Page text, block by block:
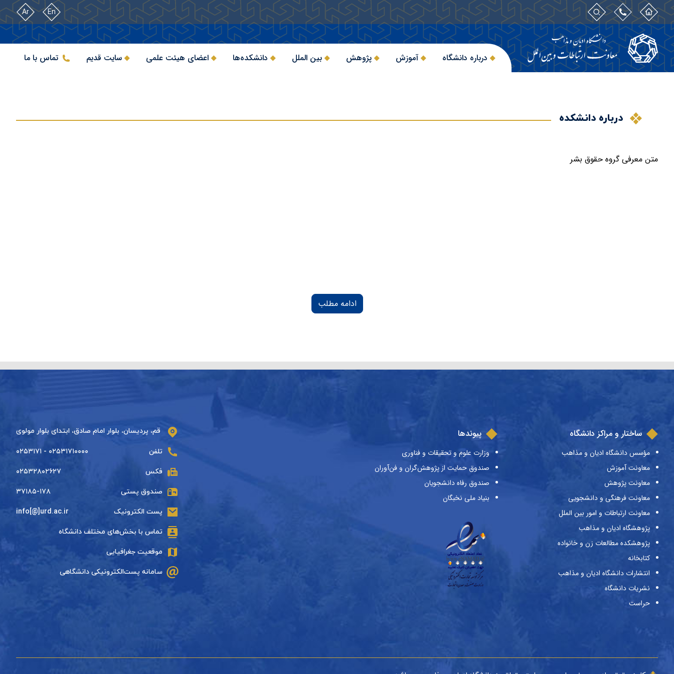
En
Ar
درباره دانشگاه آموزش پژوهش بین الملل دانشکده‌ها اعضای هیئت علمی سایت قدیم تماس با ما
درباره دانشکده
متن معرفی گروه حقوق بشر
ادامه مطلب
ساختار و مراکز دانشگاه
مؤسس دانشگاه ادیان و مذاهب
معاونت آموزش
معاونت پژوهش
معاونت فرهنگی و دانشجویی
معاونت ارتباطات و امور بین الملل
پژوهشگاه ادیان و مذاهب
پژوهشکده مطالعات زن و خانواده
کتابخانه
انتشارات دانشگاه ادیان و مذاهب
نشریات دانشگاه
حراست
پیوندها
وزارت علوم و تحقیقات و فناوری
صندوق حمایت از پژوهش‌گران و فن‌آوران
صندوق رفاه دانشجویان
بنیاد ملی نخبگان
قم، پردیسان، بلوار امام صادق، ابتدای بلوار مولوی
تلفن ۰۲۵۳۱۷۱۰۰۰۰ - ۰۲۵۳۱۷۱
فکس ۰۲۵۳۲۸۰۲۶۲۷
صندوق پستی ۳۷۱۸۵-۱۷۸
پست الکترونیک info[@]urd.ac.ir
تماس با بخش‌های مختلف دانشگاه
موقعیت جغرافیایی
سامانه پست‌الکترونیکی دانشگاهی